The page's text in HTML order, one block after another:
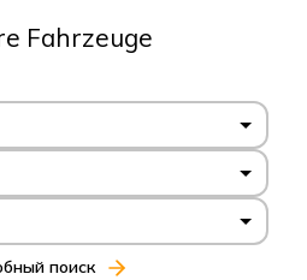
Fahrzeuge
поиск